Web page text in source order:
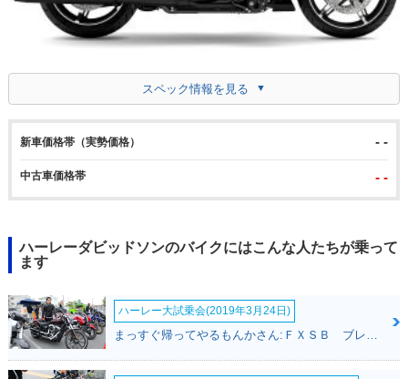
スペック情報を見る
新車価格帯（実勢価格） - -
中古車価格帯 - -
ハーレーダビッドソンのバイクにはこんな人たちが乗って
ます
ハーレー大試乗会(2019年3月24日)
まっすぐ帰ってやるもんかさん:ＦＸＳＢ ブレイクアウト(ハーレーダビッドソン)